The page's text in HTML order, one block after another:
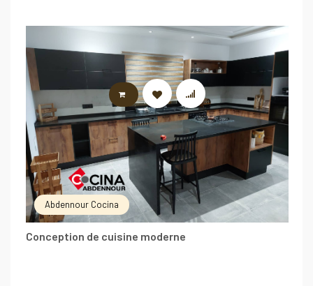
Abdennour Cocina
Conception de cuisine moderne
LIRE LA SUITE